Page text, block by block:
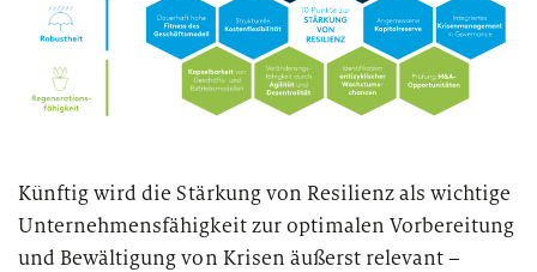
Künftig wird die Stärkung von Resilienz als wichtige
Unternehmensfähigkeit zur optimalen Vorbereitung
und Bewältigung von Krisen äußerst relevant –